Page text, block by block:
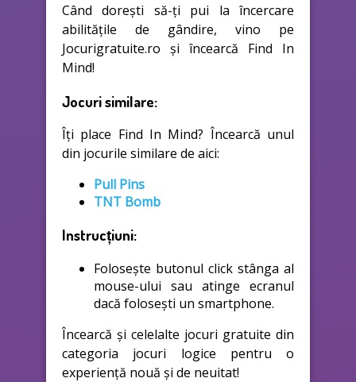
Când dorești să-ți pui la încercare
abilitățile de gândire, vino pe
Jocurigratuite.ro și încearcă Find In
Mind!
Jocuri similare:
Îți place Find In Mind? Încearcă unul
din jocurile similare de aici:
Pull Pins
TNT Bomb
Instrucțiuni:
Folosește butonul click stânga al
mouse-ului sau atinge ecranul
dacă folosești un smartphone.
Încearcă și celelalte jocuri gratuite din
categoria jocuri logice pentru o
experiență nouă și de neuitat!